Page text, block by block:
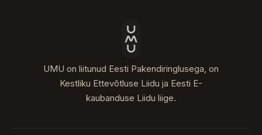
UMU on liitunud Eesti Pakendiringlusega, on
Kestliku Ettevõtluse Liidu ja Eesti E-
kaubanduse Liidu liige.